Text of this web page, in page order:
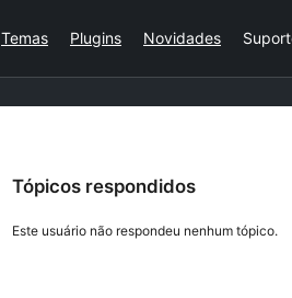
Temas Plugins Novidades
Tópicos respondidos
Este usuário não respondeu nenhum tópico.